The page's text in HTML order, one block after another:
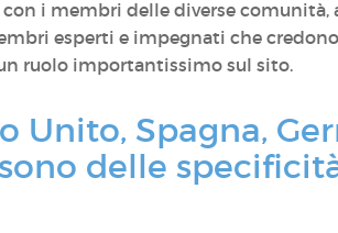
i membri delle diverse
esperti e impegnati che
ruolo importantissimo sul sito.
Unito, Spagna,
delle